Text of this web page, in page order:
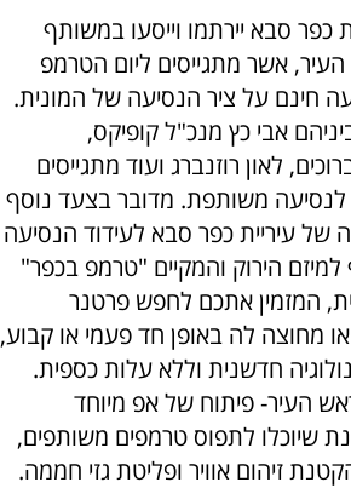
כפר סבא יירתמו וייסעו במשותף
העיר, אשר מתגייסים ליום הטרמפ
חינם על ציר הנסיעה של המונית.
אבי כץ מנכ"ל קופיקס,
לאון רוזנברג ועוד מתגייסים
משותפת. מדובר בצעד נוסף
עיריית כפר סבא לעידוד הנסיעה
הירוק והמקיים "טרמפ בכפר"
המזמין אתכם לחפש פרטנר
מחוצה לה באופן חד פעמי או קבוע,
חדשנית וללא עלות כספית.
העיר- פיתוח של אפ מיוחד
שיוכלו לתפוס טרמפים משותפים,
זיהום אוויר ופליטת גזי חממה.